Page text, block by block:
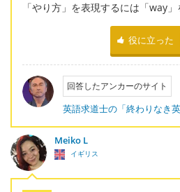
「やり方」を表現するには「way」
役に立った
回答したアンカーのサイト
英語求道士の「終わりなき
Meiko L
イギリス